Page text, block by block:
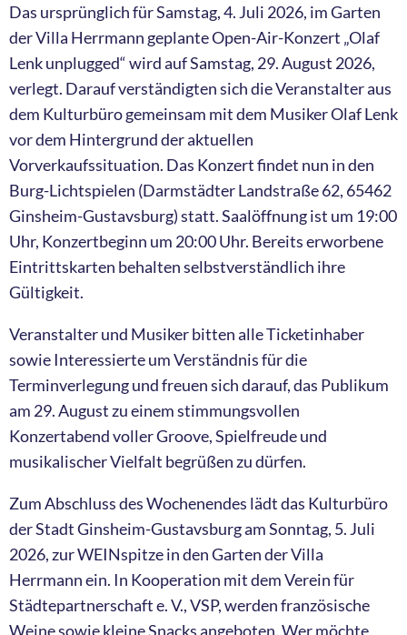
Das ursprünglich für Samstag, 4. Juli 2026, im Garten
der Villa Herrmann geplante Open-Air-Konzert „Olaf
Lenk unplugged“ wird auf Samstag, 29. August 2026,
verlegt. Darauf verständigten sich die Veranstalter aus
dem Kulturbüro gemeinsam mit dem Musiker Olaf Lenk
vor dem Hintergrund der aktuellen
Vorverkaufssituation. Das Konzert findet nun in den
Burg-Lichtspielen (Darmstädter Landstraße 62, 65462
Ginsheim-Gustavsburg) statt. Saalöffnung ist um 19:00
Uhr, Konzertbeginn um 20:00 Uhr. Bereits erworbene
Eintrittskarten behalten selbstverständlich ihre
Gültigkeit.
Veranstalter und Musiker bitten alle Ticketinhaber
sowie Interessierte um Verständnis für die
Terminverlegung und freuen sich darauf, das Publikum
am 29. August zu einem stimmungsvollen
Konzertabend voller Groove, Spielfreude und
musikalischer Vielfalt begrüßen zu dürfen.
Zum Abschluss des Wochenendes lädt das Kulturbüro
der Stadt Ginsheim-Gustavsburg am Sonntag, 5. Juli
2026, zur WEINspitze in den Garten der Villa
Herrmann ein. In Kooperation mit dem Verein für
Städtepartnerschaft e. V., VSP, werden französische
Weine sowie kleine Snacks angeboten. Wer möchte,